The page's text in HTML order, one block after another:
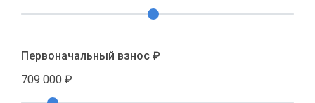
Первоначальный взнос ₽
709 000 ₽